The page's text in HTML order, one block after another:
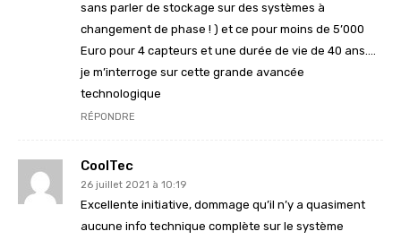
sans parler de stockage sur des systèmes à
changement de phase ! ) et ce pour moins de 5’000
Euro pour 4 capteurs et une durée de vie de 40 ans….
je m’interroge sur cette grande avancée
technologique
RÉPONDRE
CoolTec
26 juillet 2021 à 10:19
Excellente initiative, dommage qu’il n’y a quasiment
aucune info technique complète sur le système